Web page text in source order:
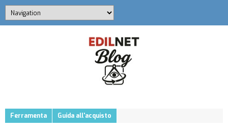
Ferramenta Guida all'acquisto